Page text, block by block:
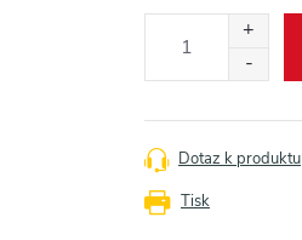
Tisk
Dotaz k produktu